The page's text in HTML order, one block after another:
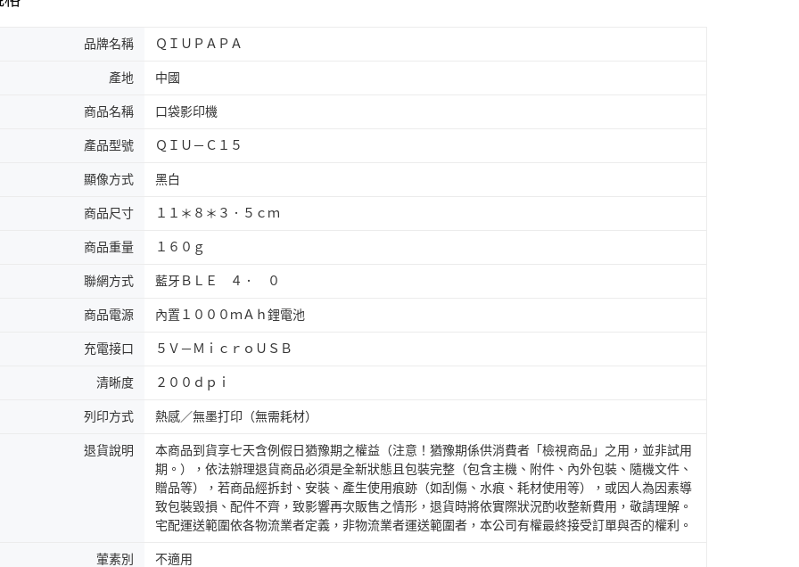
品牌名稱 ＱＩＵＰＡＰＡ
產地 中國
商品名稱 口袋影印機
產品型號 ＱＩＵ－Ｃ１５
顯像方式 黑白
商品尺寸 １１＊８＊３．５ｃｍ
商品重量 １６０ｇ
聯網方式 藍牙ＢＬＥ ４． ０
商品電源 內置１０００ｍＡｈ鋰電池
充電接口 ５Ｖ－ＭｉｃｒｏＵＳＢ
清晰度 ２００ｄｐｉ
列印方式 熱感／無墨打印（無需耗材）
退貨說明
本商品到貨享七天含例假日猶豫期之權益（注意！猶豫期係供消費者「檢視商品」之用，並非試用
期。），依法辦理退貨商品必須是全新狀態且包裝完整（包含主機、附件、內外包裝、隨機文件、
贈品等），若商品經拆封、安裝、產生使用痕跡（如刮傷、水痕、耗材使用等），或因人為因素導
致包裝毀損、配件不齊，致影響再次販售之情形，退貨時將依實際狀況酌收整新費用，敬請理解。
宅配運送範圍依各物流業者定義，非物流業者運送範圍者，本公司有權最終接受訂單與否的權利。
葷素別 不適用